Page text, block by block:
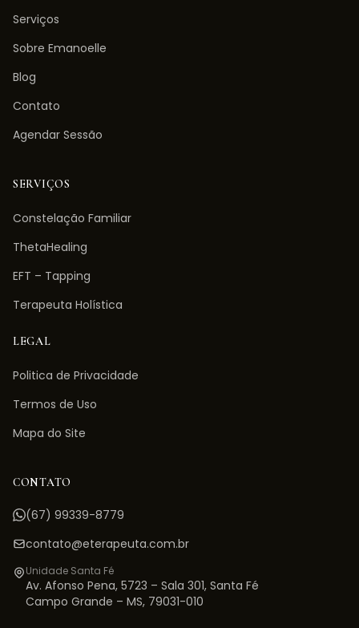
Serviços
Sobre Emanoelle
Blog
Contato
Agendar Sessão
SERVIÇOS
Constelação Familiar
ThetaHealing
EFT – Tapping
Terapeuta Holística
LEGAL
Politica de Privacidade
Termos de Uso
Mapa do Site
CONTATO
(67) 99339-8779
contato@eterapeuta.com.br
Unidade Santa Fé
Av. Afonso Pena, 5723 – Sala 301, Santa Fé
Campo Grande – MS, 79031-010